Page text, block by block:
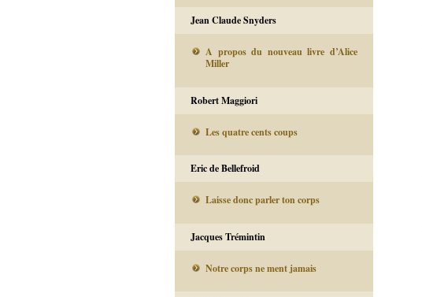
Jean Claude Snyders
A propos du nouveau livre d’Alice
Miller
Robert Maggiori
Les quatre cents coups
Eric de Bellefroid
Laisse donc parler ton corps
Jacques Trémintin
Notre corps ne ment jamais